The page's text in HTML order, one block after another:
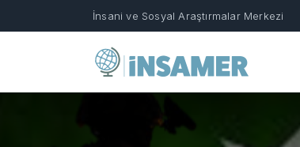
İnsani ve Sosyal Araştırmalar Merkezi